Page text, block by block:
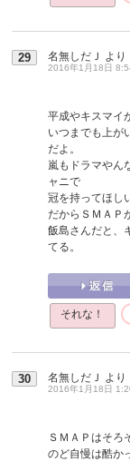
29 名無しだＪ より
2016年1月18日
平成やキスマイ
いつまでも上が
だよ。
嵐もドラマやん
ャニで
冠を持ってほし
だからＳＭＡＰ
飯島さんだと、
てる。
それな！
30 名無しだＪ より
2016年1月18日
ＳＭＡＰはそろ
のど自慢は酷か